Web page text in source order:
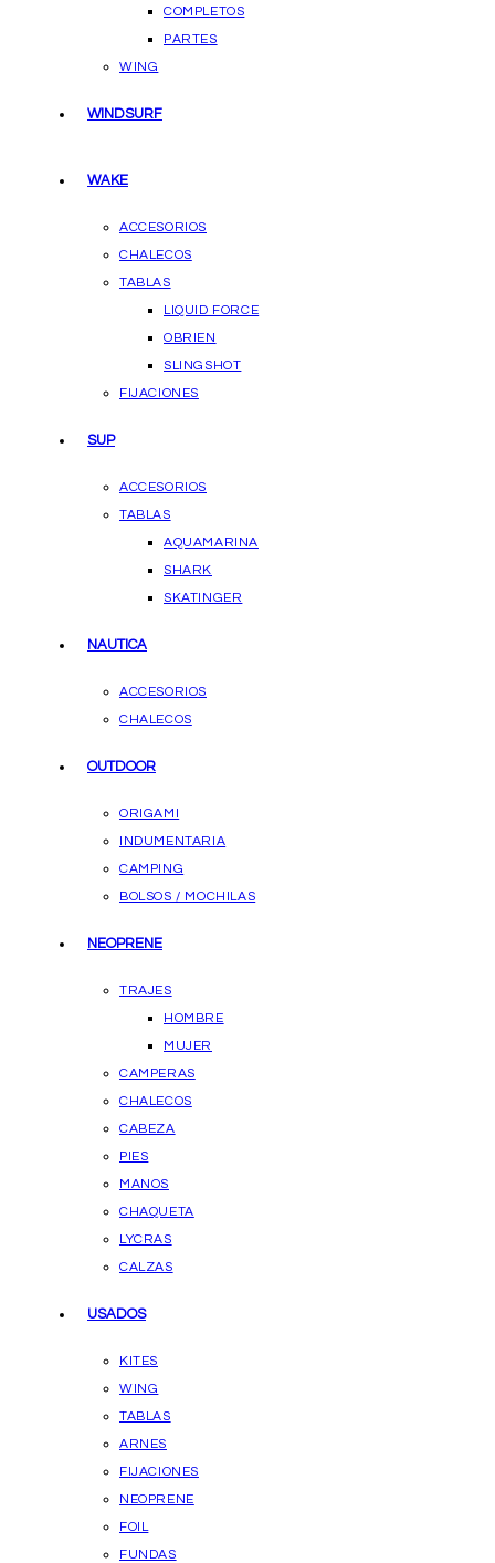
COMPLETOS
PARTES
WING
WINDSURF
WAKE
ACCESORIOS
CHALECOS
TABLAS
LIQUID FORCE
OBRIEN
SLINGSHOT
FIJACIONES
SUP
ACCESORIOS
TABLAS
AQUAMARINA
SHARK
SKATINGER
NAUTICA
ACCESORIOS
CHALECOS
OUTDOOR
ORIGAMI
INDUMENTARIA
CAMPING
BOLSOS / MOCHILAS
NEOPRENE
TRAJES
HOMBRE
MUJER
CAMPERAS
CHALECOS
CABEZA
PIES
MANOS
CHAQUETA
LYCRAS
CALZAS
USADOS
KITES
WING
TABLAS
ARNES
FIJACIONES
NEOPRENE
FOIL
FUNDAS